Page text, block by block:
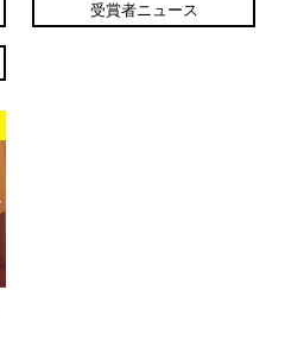
研究室紹介
受賞者ニュース